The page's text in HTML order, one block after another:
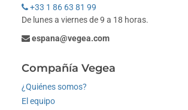
+33 1 86 63 81 99
De lunes a viernes de 9 a 18 horas.
espana@vegea.com
Compañía Vegea
¿Quiénes somos?
El equipo